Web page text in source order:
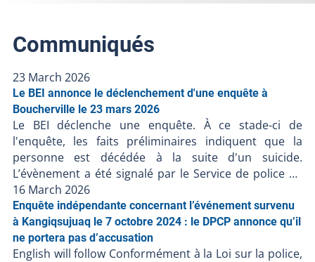
Communiqués
23 March 2026
Le BEI annonce le déclenchement d'une enquête à
Boucherville le 23 mars 2026
Le BEI déclenche une enquête. À ce stade-ci de
l'enquête, les faits préliminaires indiquent que la
personne est décédée à la suite d'un suicide.
L’évènement a été signalé par le Service de police de
l’agglomération de Longueuil. Le Bureau des enquêtes
indépendantes a pour mission de faire la lumière
complète sur les faits entourant l’intervention
policière. Le BEI enquête dans tous les cas où une
personne, autre qu'un policier en service, décède,
16 March 2026
Enquête indépendante concernant l’événement survenu
à Kangiqsujuaq le 7 octobre 2024 : le DPCP annonce qu’il
ne portera pas d’accusation
English will follow Conformément à la Loi sur la police,